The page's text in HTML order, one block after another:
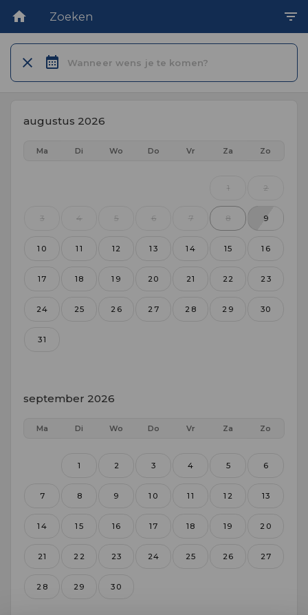
Zoeken
Wanneer wens je te komen?
augustus 2026
Ma Di Wo Do Vr Za Zo
1 2
3 4 5 6 7 8 9
10 11 12 13 14 15 16
17 18 19 20 21 22 23
24 25 26 27 28 29 30
31
september 2026
Ma Di Wo Do Vr Za Zo
1 2 3 4 5 6
7 8 9 10 11 12 13
14 15 16 17 18 19 20
21 22 23 24 25 26 27
28 29 30